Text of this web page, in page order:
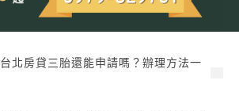
台北房貸三胎還能申請嗎？辦理方法一